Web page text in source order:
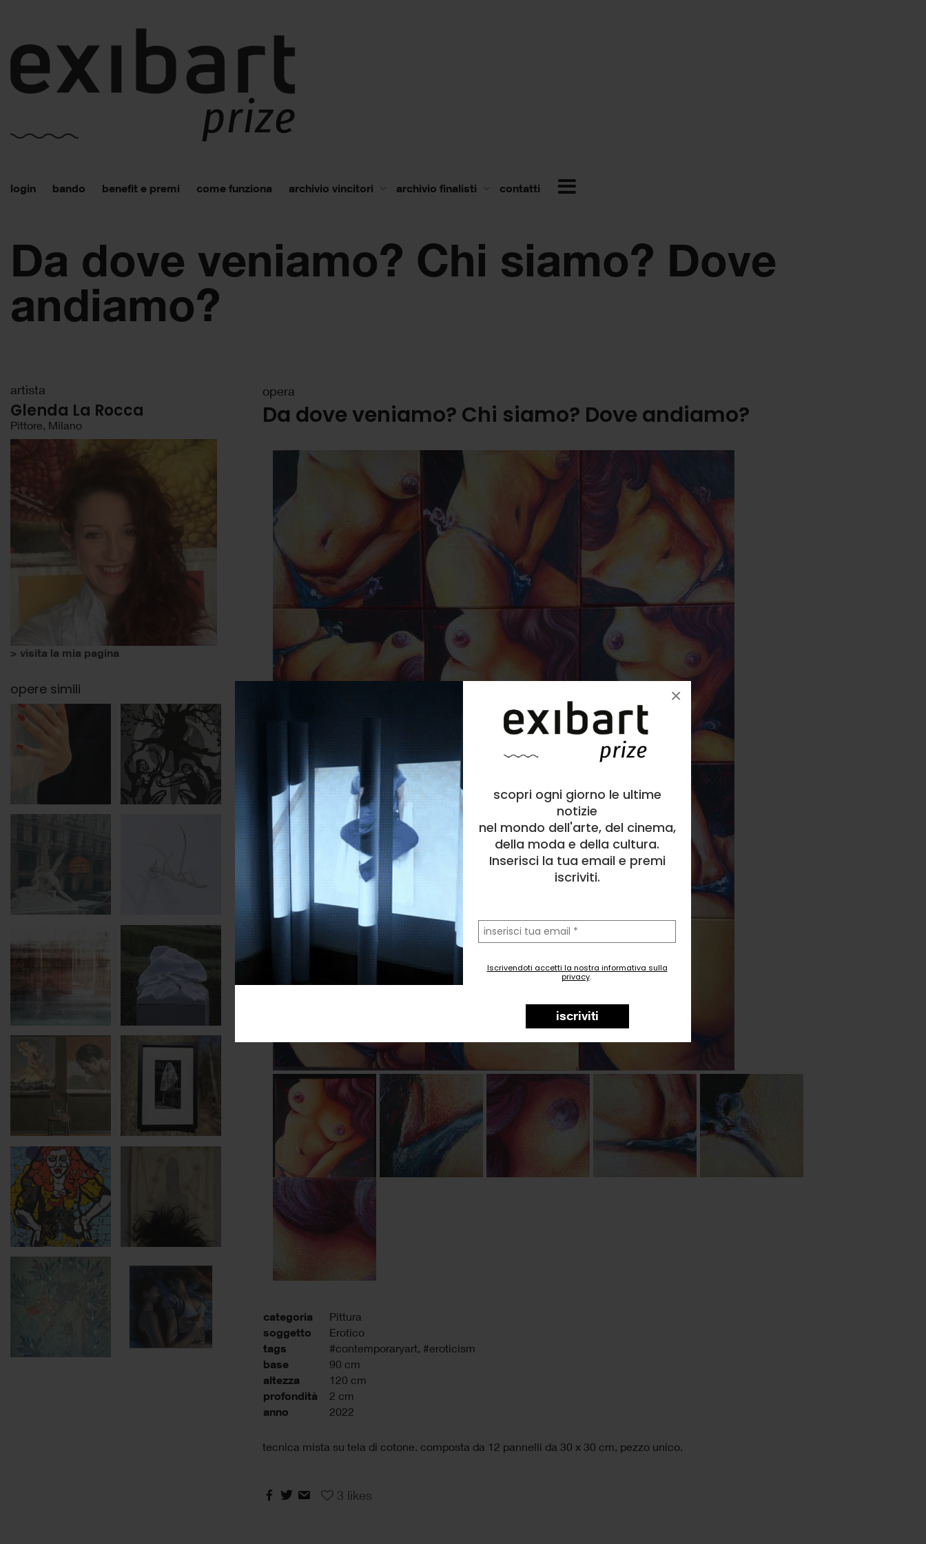
scopri ogni giorno le ultime
notizie
nel mondo dell'arte, del cinema,
della moda e della cultura.
Inserisci la tua email e premi
iscriviti.
la
tua
email
Iscrivendoti accetti la nostra informativa sulla
privacy.
iscriviti
×
login bando benefit e premi come funziona archivio vincitori archivio finalisti contatti
Da dove veniamo? Chi siamo? Dove
andiamo?
opera
Da dove veniamo? Chi siamo? Dove andiamo?
categoria Pittura
soggetto Erotico
tags #contemporaryart, #eroticism
base 90 cm
altezza 120 cm
profondità 2 cm
anno 2022
tecnica mista su tela di cotone. composta da 12 pannelli da 30 x 30 cm, pezzo unico.
3 likes
artista
Glenda La Rocca
Pittore, Milano
> visita la mia pagina
opere simili